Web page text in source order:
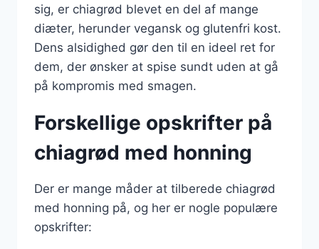
sig, er chiagrød blevet en del af mange
diæter, herunder vegansk og glutenfri kost.
Dens alsidighed gør den til en ideel ret for
dem, der ønsker at spise sundt uden at gå
på kompromis med smagen.
Forskellige opskrifter på
chiagrød med honning
Der er mange måder at tilberede chiagrød
med honning på, og her er nogle populære
opskrifter: